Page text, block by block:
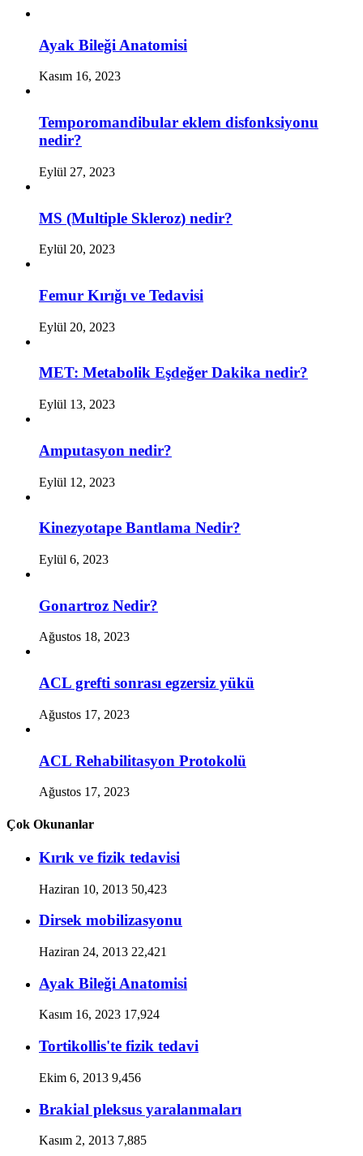
Ayak Bileği Anatomisi
Kasım 16, 2023
Temporomandibular eklem disfonksiyonu
nedir?
Eylül 27, 2023
MS (Multiple Skleroz) nedir?
Eylül 20, 2023
Femur Kırığı ve Tedavisi
Eylül 20, 2023
MET: Metabolik Eşdeğer Dakika nedir?
Eylül 13, 2023
Amputasyon nedir?
Eylül 12, 2023
Kinezyotape Bantlama Nedir?
Eylül 6, 2023
Gonartroz Nedir?
Ağustos 18, 2023
ACL grefti sonrası egzersiz yükü
Ağustos 17, 2023
ACL Rehabilitasyon Protokolü
Ağustos 17, 2023
Çok Okunanlar
Kırık ve fizik tedavisi
Haziran 10, 2013 50,423
Dirsek mobilizasyonu
Haziran 24, 2013 22,421
Ayak Bileği Anatomisi
Kasım 16, 2023 17,924
Tortikollis'te fizik tedavi
Ekim 6, 2013 9,456
Brakial pleksus yaralanmaları
Kasım 2, 2013 7,885